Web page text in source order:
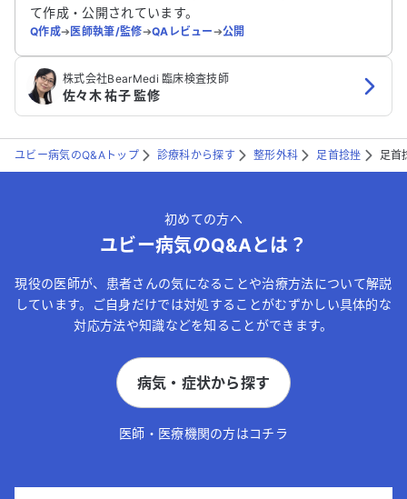
て作成・公開されています。
Q作成➔医師執筆/監修➔QAレビュー➔公開
株式会社BearMedi 臨床検査技師
佐々木 祐子 監修
ユビー病気のQ&Aトップ 診療科から探す 整形外科 足首捻挫 足首
初めての方へ
ユビー病気のQ&Aとは？
現役の医師が、患者さんの気になることや治療方法について解説
しています。ご自身だけでは対処することがむずかしい具体的な
対応方法や知識などを知ることができます。
病気・症状から探す
医師・医療機関の方はコチラ